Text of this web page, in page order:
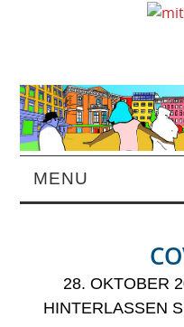
MENU
ÜBER UNS
28. OKTOBER
HINTERLASSEN